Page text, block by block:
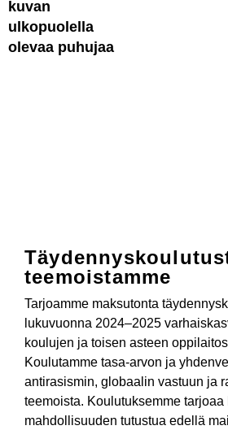
teemois­tamme
Tarjoamme maksutonta
lukuvuonna 2024–2025
koulujen ja toisen asteen
Koulutamme tasa-arvon ja
antirasismin, globaalin vastuun ja
teemoista. Koulutuksemme tarjoaa
mahdollisuuden tutustua edellä